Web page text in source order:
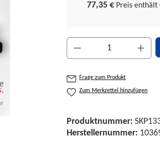
77,35 € Preis enthält
Produkt Anzahl:
Frage zum Produkt
Zum Merkzettel hinzufügen
Produktnummer:
Herstellernummer: